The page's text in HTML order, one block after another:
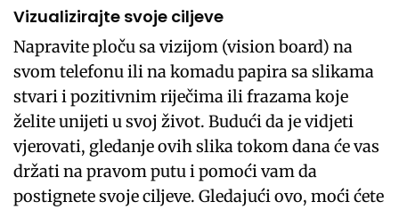
Vizualizirajte svoje ciljeve
Napravite ploču sa vizijom (vision board) na
svom telefonu ili na komadu papira sa slikama
stvari i pozitivnim riječima ili frazama koje
želite unijeti u svoj život. Budući da je vidjeti
vjerovati, gledanje ovih slika tokom dana će vas
držati na pravom putu i pomoći vam da
postignete svoje ciljeve. Gledajući ovo, moći ćete